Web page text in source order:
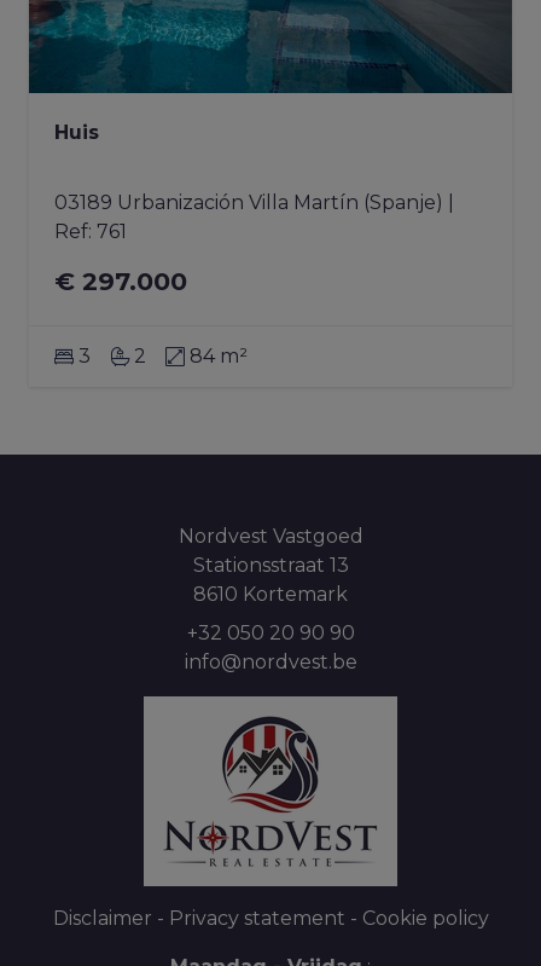
Huis
03189 Urbanización Villa Martín (Spanje)
Ref: 761
€ 297.000
3 2 84 m²
Nordvest Vastgoed
Stationsstraat 13
8610 Kortemark
+32 050 20 90 90
info@nordvest.be
Disclaimer - Privacy statement - Cookie policy